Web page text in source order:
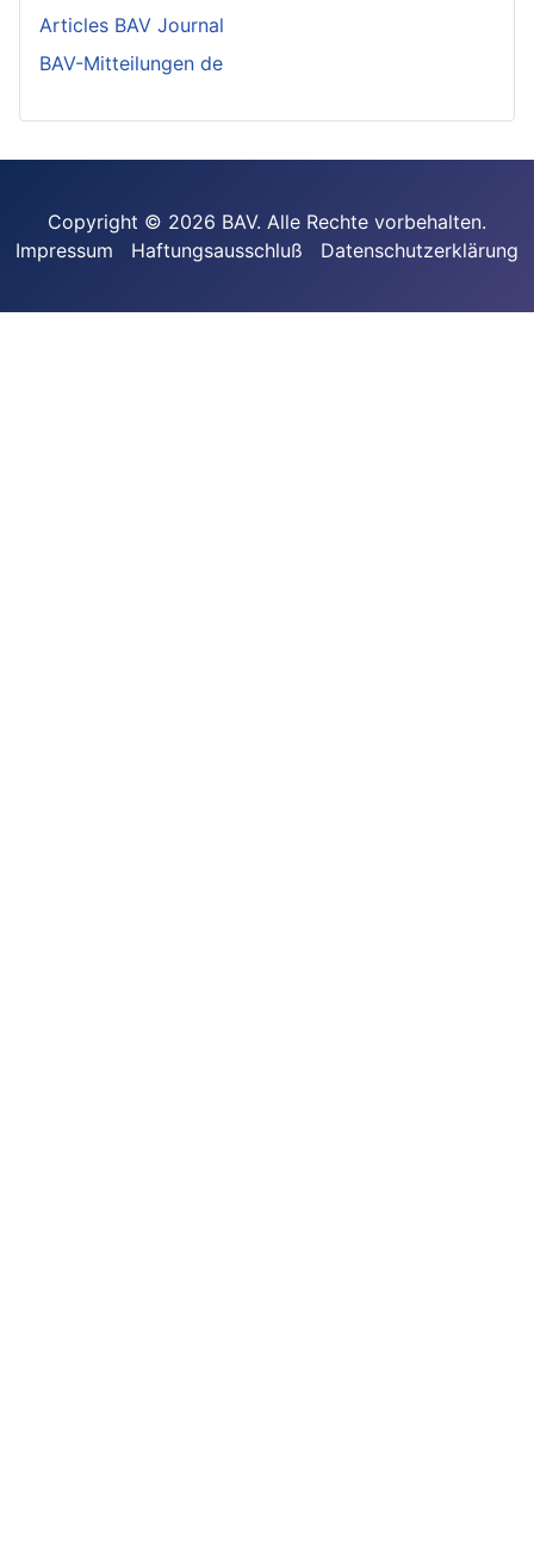
Articles BAV Journal
BAV-Mitteilungen de
Copyright © 2026 BAV. Alle Rechte vorbehalten.
Impressum
Haftungsausschluß Datenschutzerklärung